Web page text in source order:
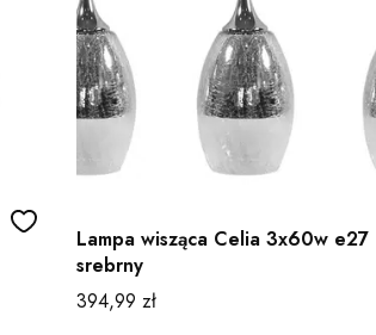
Lampa wisząca Celia 3x60w e27
srebrny
Cena
394,99 zł